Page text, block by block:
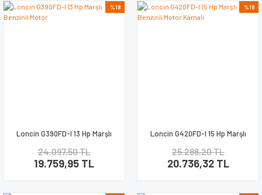
%18
Loncin G390FD-I 13 Hp Marşlı
24.097,50 TL
19.759,95 TL
%18
Loncin G420FD-I 15 Hp Marşlı
25.288,20 TL
20.736,32 TL